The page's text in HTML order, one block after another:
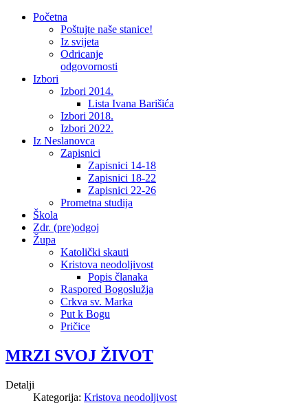
Početna
Poštujte naše stanice!
Iz svijeta
Odricanje
odgovornosti
Izbori
Izbori 2014.
Lista Ivana Barišića
Izbori 2018.
Izbori 2022.
Iz Neslanovca
Zapisnici
Zapisnici 14-18
Zapisnici 18-22
Zapisnici 22-26
Prometna studija
Škola
Zdr. (pre)odgoj
Župa
Katolički skauti
Kristova neodoljivost
Popis članaka
Raspored Bogoslužja
Crkva sv. Marka
Put k Bogu
Pričice
MRZI SVOJ ŽIVOT
Detalji
Kategorija: Kristova neodoljivost